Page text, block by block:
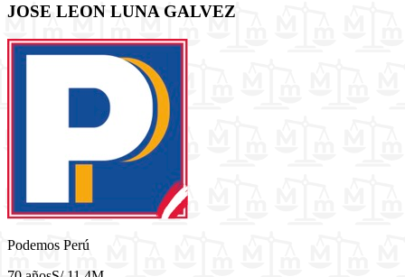
JOSE LEON LUNA GALVEZ
Podemos Perú